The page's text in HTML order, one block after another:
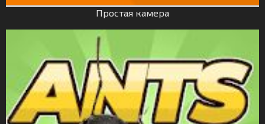
Простая камера